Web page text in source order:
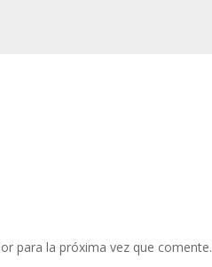
para la próxima vez que comente.